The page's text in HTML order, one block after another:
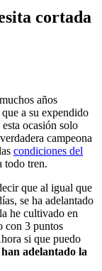
cortada
años
a su expendido
ocasión solo
campeona
condiciones del
todo tren.
que al igual que
se ha adelantado
he cultivado en
con 3 puntos
si que puedo
adelantado la